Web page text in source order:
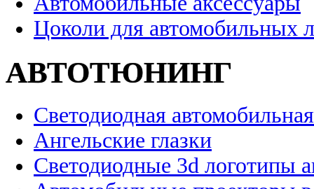
Цоколи для автомобильных
АВТОТЮНИНГ
Светодиодная
Ангельские глазки
Светодиодные 3d логотипы